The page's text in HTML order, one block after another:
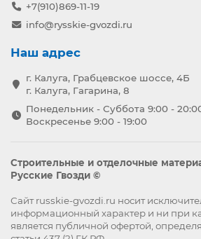
+7(910)869-11-19
info@rysskie-gvozdi.ru
Наш адрес
г. Калуга, Грабцевское шоссе, 4Б
г. Калуга, Гагарина, 8
Понедельник - Суббота 9:00 -
Воскресенье 9:00 - 19:00
Строительные и отделочные
Русские Гвозди ©
Сайт russkie-gvozdi.ru носит
информационный характер и ни при
является публичной офертой,